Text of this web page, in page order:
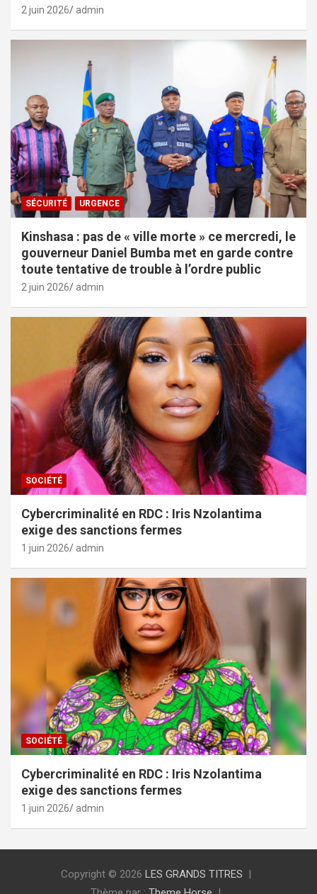
2 juin 2026 admin
SÉCURITÉ URGENCE
Kinshasa : pas de « ville morte » ce mercredi, le
gouverneur Daniel Bumba met en garde contre
toute tentative de trouble à l’ordre public
2 juin 2026 admin
SOCIÉTÉ
Cybercriminalité en RDC : Iris Nzolantima
exige des sanctions fermes
1 juin 2026 admin
SOCIÉTÉ
Cybercriminalité en RDC : Iris Nzolantima
exige des sanctions fermes
1 juin 2026 admin
Copyright © 2026 LES GRANDS TITRES